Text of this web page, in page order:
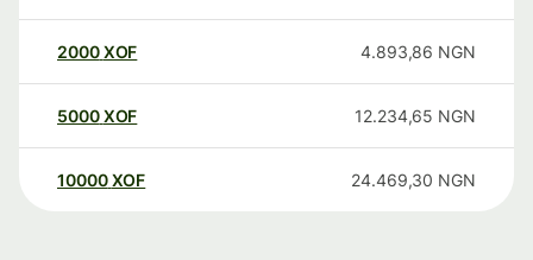
2000XOF 4.893,86 NGN
5000XOF 12.234,65 NGN
10000 XOF 24.469,30 NGN